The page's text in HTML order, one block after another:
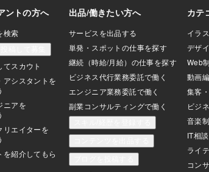
が、突然話題になることもあります。
「いいね」を押す時に、すでにいくつ
「いいね」がついているか確認しちゃう
ことってありませんか？日本人的な考え